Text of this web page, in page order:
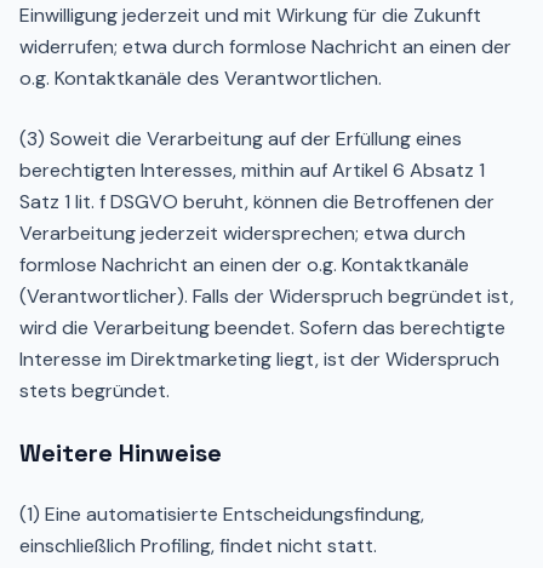
Einwilligung jederzeit und mit Wirkung für die Zukunft
widerrufen; etwa durch formlose Nachricht an einen der
o.g. Kontaktkanäle des Verantwortlichen.
(3) Soweit die Verarbeitung auf der Erfüllung eines
berechtigten Interesses, mithin auf Artikel 6 Absatz 1
Satz 1 lit. f DSGVO beruht, können die Betroffenen der
Verarbeitung jederzeit widersprechen; etwa durch
formlose Nachricht an einen der o.g. Kontaktkanäle
(Verantwortlicher). Falls der Widerspruch begründet ist,
wird die Verarbeitung beendet. Sofern das berechtigte
Interesse im Direktmarketing liegt, ist der Widerspruch
stets begründet.
Weitere Hinweise
(1) Eine automatisierte Entscheidungsfindung,
einschließlich Profiling, findet nicht statt.